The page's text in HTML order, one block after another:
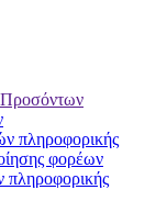
Προσόντων
πληροφορικής
φορέων
πληροφορικής